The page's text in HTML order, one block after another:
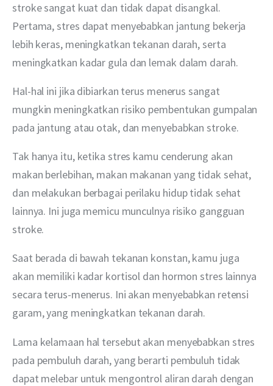
stroke sangat kuat dan tidak dapat disangkal.
Pertama, stres dapat menyebabkan jantung bekerja
lebih keras, meningkatkan tekanan darah, serta
meningkatkan kadar gula dan lemak dalam darah.
Hal-hal ini jika dibiarkan terus menerus sangat
mungkin meningkatkan risiko pembentukan gumpalan
pada jantung atau otak, dan menyebabkan stroke.
Tak hanya itu, ketika stres kamu cenderung akan
makan berlebihan, makan makanan yang tidak sehat,
dan melakukan berbagai perilaku hidup tidak sehat
lainnya. Ini juga memicu munculnya risiko gangguan
stroke.
Saat berada di bawah tekanan konstan, kamu juga
akan memiliki kadar kortisol dan hormon stres lainnya
secara terus-menerus. Ini akan menyebabkan retensi
garam, yang meningkatkan tekanan darah.
Lama kelamaan hal tersebut akan menyebabkan stres
pada pembuluh darah, yang berarti pembuluh tidak
dapat melebar untuk mengontrol aliran darah dengan